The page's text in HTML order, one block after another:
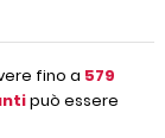
fino a 579
può essere